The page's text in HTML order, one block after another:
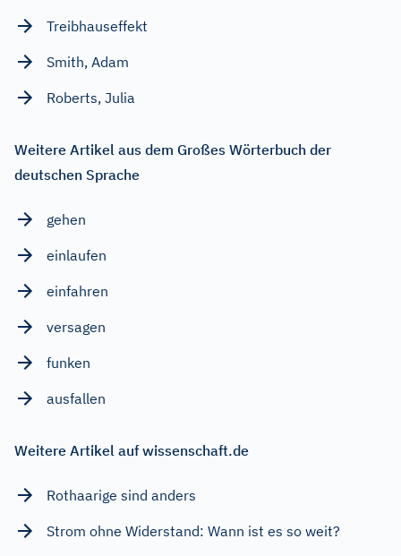
Treibhauseffekt
Smith, Adam
Roberts, Julia
Weitere Artikel aus dem Großes Wörterbuch der
deutschen Sprache
gehen
einlaufen
einfahren
versagen
funken
ausfallen
Weitere Artikel auf wissenschaft.de
Rothaarige sind anders
Strom ohne Widerstand: Wann ist es so weit?